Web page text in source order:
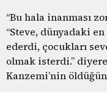
“Bu hala inanması
“Steve, dünyadaki
ederdi, çocukları
olmak isterdi.”
Kanzemi’nin